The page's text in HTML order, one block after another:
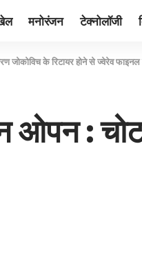
मनोरंजन टेक्नोलॉजी
जोकोविच के रिटायर होने से ज्वेरेव फाइनल
ओपन :